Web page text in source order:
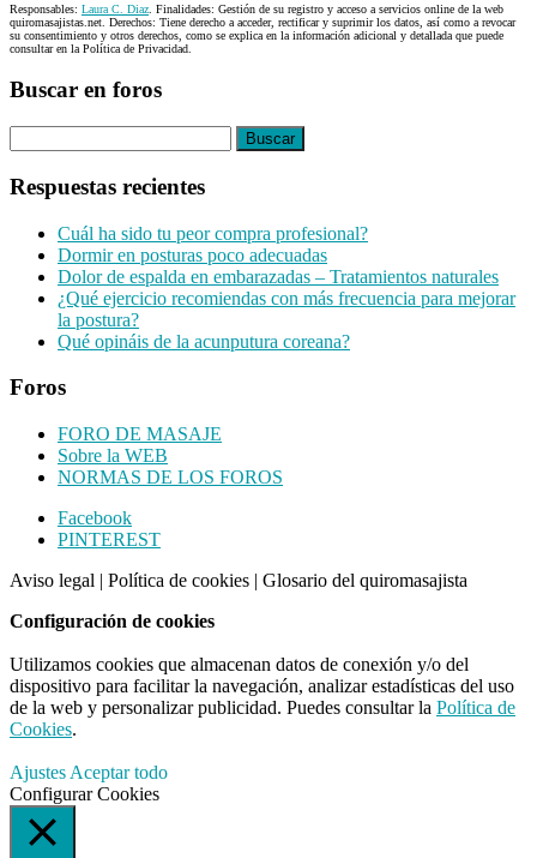
Responsables: Laura C. Diaz . Finalidades: Gestión de su registro y acceso a servicios online de la web
quiromasajistas.net. Derechos: Tiene derecho a acceder, rectificar y suprimir los datos, así como a revocar
su consentimiento y otros derechos, como se explica en la información adicional y detallada que puede
consultar en la Política de Privacidad.
Buscar en foros
Respuestas recientes
Cuál ha sido tu peor compra profesional?
Dormir en posturas poco adecuadas
Dolor de espalda en embarazadas – Tratamientos naturales
¿Qué ejercicio recomiendas con más frecuencia para mejorar
la postura?
Qué opináis de la acunputura coreana?
Foros
FORO DE MASAJE
Sobre la WEB
NORMAS DE LOS FOROS
Footer
CTA
Facebook
PINTEREST
Aviso legal | Política de cookies | Glosario del quiromasajista
Configuración de cookies
Utilizamos cookies que almacenan datos de conexión y/o del
dispositivo para facilitar la navegación, analizar estadísticas del uso
de la web y personalizar publicidad. Puedes consultar la Política de
Cookies.
Ajustes Aceptar todo
Configurar Cookies